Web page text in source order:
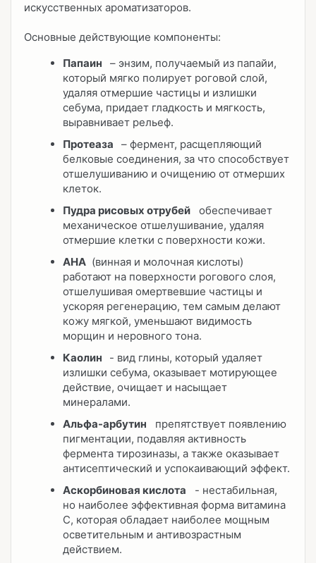
искусственных ароматизаторов.
Основные действующие компоненты:
Папаин
– энзим, получаемый из папайи,
который мягко полирует роговой слой,
удаляя отмершие частицы и излишки
себума, придает гладкость и мягкость,
выравнивает рельеф.
Протеаза
– фермент, расщепляющий
белковые соединения, за что способствует
отшелушиванию и очищению от отмерших
клеток.
Пудра рисовых отрубей обеспечивает
механическое отшелушивание, удаляя
отмершие клетки с поверхности кожи.
AHA (винная и молочная кислоты)
работают на поверхности рогового слоя,
отшелушивая омертвевшие частицы и
ускоряя регенерацию, тем самым делают
кожу мягкой, уменьшают видимость
морщин и неровного тона.
Каолин
- вид глины, который удаляет
излишки себума, оказывает мотирующее
действие, очищает и насыщает
минералами.
Альфа-арбутин препятствует появлению
пигментации, подавляя активность
фермента тирозиназы, а также оказывает
антисептический и успокаивающий эффект.
Аскорбиновая кислота - нестабильная,
но наиболее эффективная форма витамина
C, которая обладает наиболее мощным
осветительным и антивозрастным
действием.